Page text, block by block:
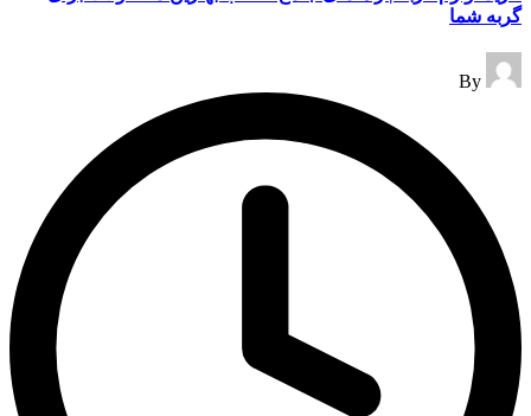
گربه شما
Posted
by
By